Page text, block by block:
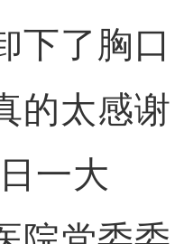
下了胸口
的太感谢
一大